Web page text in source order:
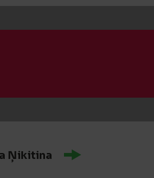
Ņikitina